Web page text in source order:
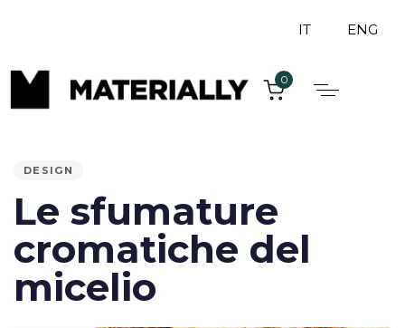
IT ENG
0
DESIGN
Le sfumature
cromatiche del
micelio